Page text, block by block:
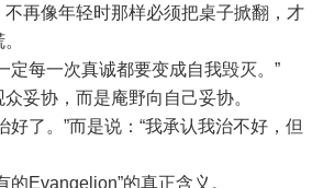
不再像年轻时那样必须把桌子掀翻，才
定每一次真诚都要变成自我毁灭。”
众妥协，而是庵野向自己妥协。
好了。”而是说：“我承认我治不好，但
的Evangelion”的真正含义。